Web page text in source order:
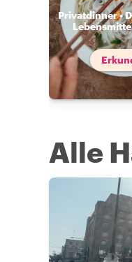
Privatdinner •
Alle